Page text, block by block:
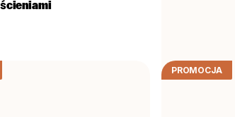
PROMOCJA